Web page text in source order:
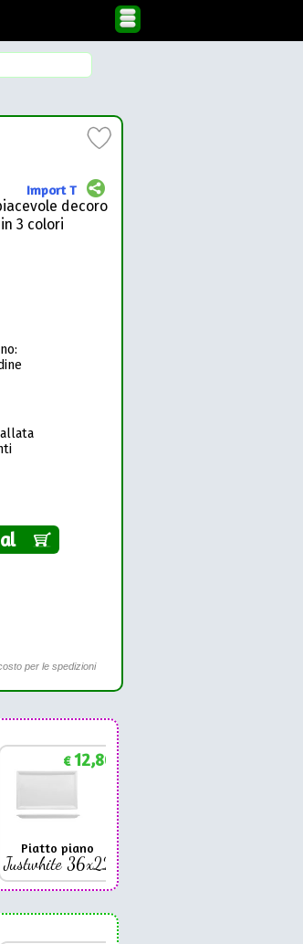
Import T
decoro
3 colori
per le spedizioni
€12,86
Piatto piano
Justwhite 36x22